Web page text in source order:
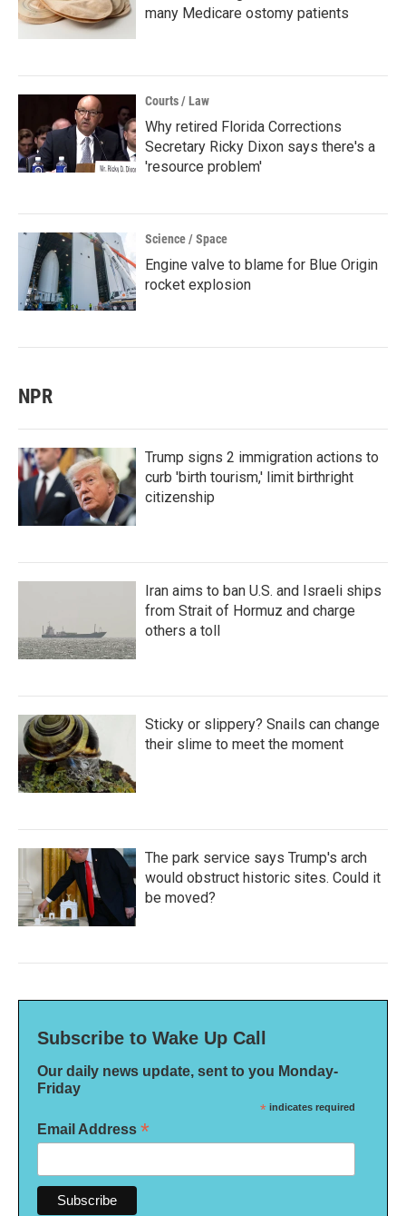
many Medicare ostomy patients
Courts / Law
Why retired Florida Corrections
Secretary Ricky Dixon says there's a
'resource problem'
Science / Space
Engine valve to blame for Blue Origin
rocket explosion
NPR
Trump signs 2 immigration actions to
curb 'birth tourism,' limit birthright
citizenship
Iran aims to ban U.S. and Israeli ships
from Strait of Hormuz and charge
others a toll
Sticky or slippery? Snails can change
their slime to meet the moment
The park service says Trump's arch
would obstruct historic sites. Could it
be moved?
Subscribe to Wake Up Call
Our daily news update, sent to you Monday-
Friday
* indicates required
Email Address *